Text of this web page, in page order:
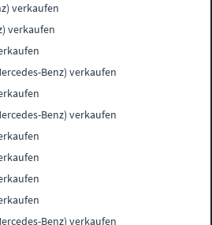
verkaufen
verkaufen
Benz) verkaufen
Benz) verkaufen
Benz) verkaufen